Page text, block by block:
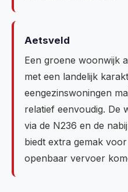
Aetsveld
Een groene woonwijk
met een landelijk
eengezinswoningen
relatief eenvoudig. De
via de N236 en de
biedt extra gemak
openbaar vervoer